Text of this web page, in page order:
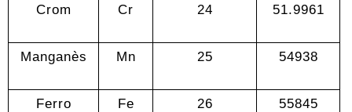
Crom Cr 24 51.9961
Manganès Mn 25 54938
Ferro Fe 26 55845